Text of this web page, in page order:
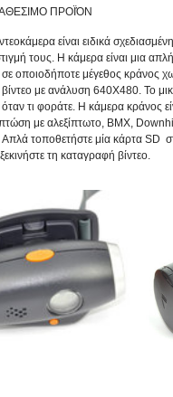
ΠΡΟΪΌΝ
είναι ειδικά
τους. Η κάμερα είναι μια
σε οποιοδήποτε μέγεθος κράνος
βίντεο με ανάλυση 640Χ480. Το
όταν τι φοράτε. Η κάμερα κράνος
με αλεξίπτωτο, BMX,
τοποθετήστε μία κάρτα SD
τη καταγραφή βίντεο.